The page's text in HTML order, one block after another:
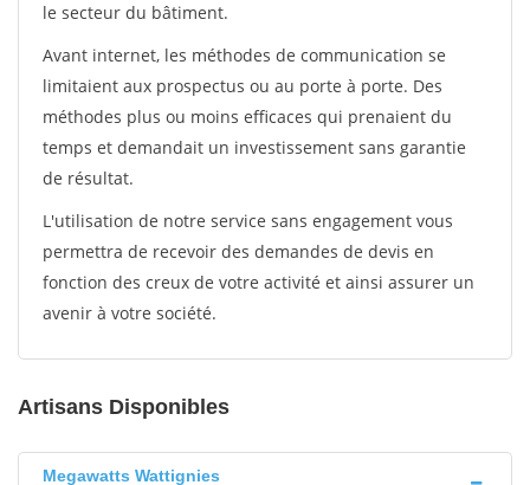
le secteur du bâtiment.
Avant internet, les méthodes de communication se
limitaient aux prospectus ou au porte à porte. Des
méthodes plus ou moins efficaces qui prenaient du
temps et demandait un investissement sans garantie
de résultat.
L'utilisation de notre service sans engagement vous
permettra de recevoir des demandes de devis en
fonction des creux de votre activité et ainsi assurer un
avenir à votre société.
Artisans Disponibles
Megawatts Wattignies